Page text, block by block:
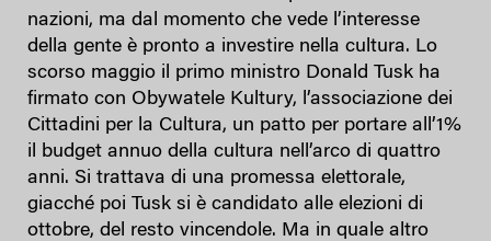
nazioni, ma dal momento che vede l’interesse
della gente è pronto a investire nella cultura. Lo
scorso maggio il primo ministro Donald Tusk ha
firmato con Obywatele Kultury, l’associazione dei
Cittadini per la Cultura, un patto per portare all’1%
il budget annuo della cultura nell’arco di quattro
anni. Si trattava di una promessa elettorale,
giacché poi Tusk si è candidato alle elezioni di
ottobre, del resto vincendole. Ma in quale altro